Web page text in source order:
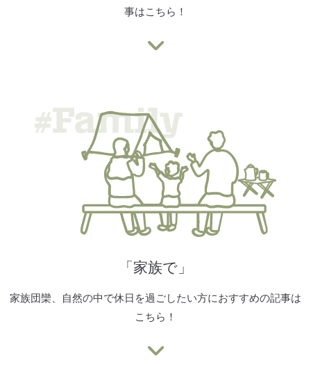
事はこちら！
「家族で」
家族団欒、自然の中で休日を過ごしたい方におすすめの記事は
こちら！